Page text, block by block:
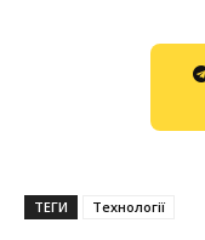
ТЕГИ Технології